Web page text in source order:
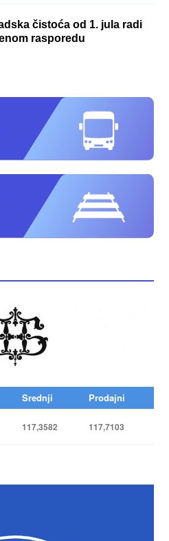
čistoća od 1. jula radi
rasporedu
Srednji Prodajni
117,3582 117,7103